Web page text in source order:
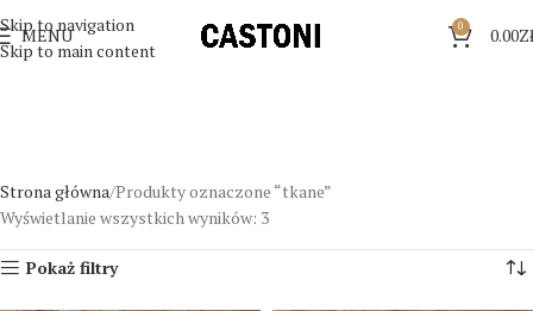
Skip to navigation
Skip to main content
MENU 0 0.00
Strona główna Produkty oznaczone “tkane”
Wyświetlanie wszystkich wyników: 3
Pokaż filtry